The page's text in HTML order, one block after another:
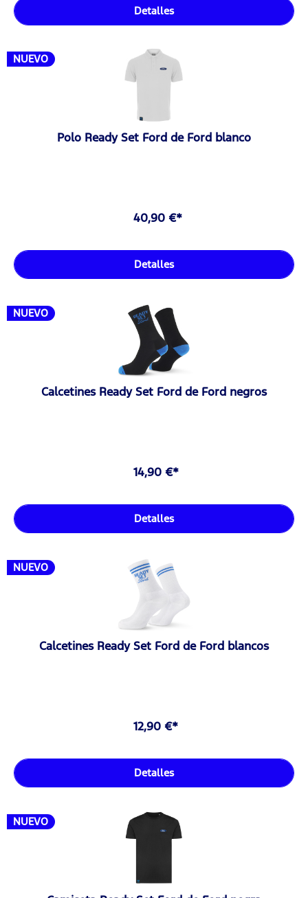
Detalles
NUEVO
Polo Ready Set Ford de Ford blanco
40,90 €*
Detalles
NUEVO
Calcetines Ready Set Ford de Ford negros
14,90 €*
Detalles
NUEVO
Calcetines Ready Set Ford de Ford blancos
12,90 €*
Detalles
NUEVO